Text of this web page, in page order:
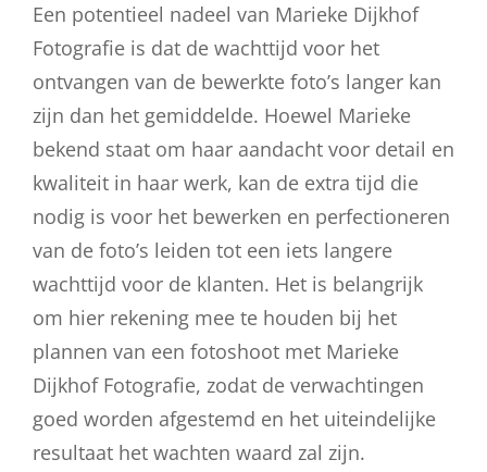
Een potentieel nadeel van Marieke Dijkhof
Fotografie is dat de wachttijd voor het
ontvangen van de bewerkte foto’s langer kan
zijn dan het gemiddelde. Hoewel Marieke
bekend staat om haar aandacht voor detail en
kwaliteit in haar werk, kan de extra tijd die
nodig is voor het bewerken en perfectioneren
van de foto’s leiden tot een iets langere
wachttijd voor de klanten. Het is belangrijk
om hier rekening mee te houden bij het
plannen van een fotoshoot met Marieke
Dijkhof Fotografie, zodat de verwachtingen
goed worden afgestemd en het uiteindelijke
resultaat het wachten waard zal zijn.